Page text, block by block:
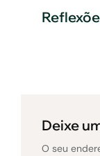
Deixe
O seu